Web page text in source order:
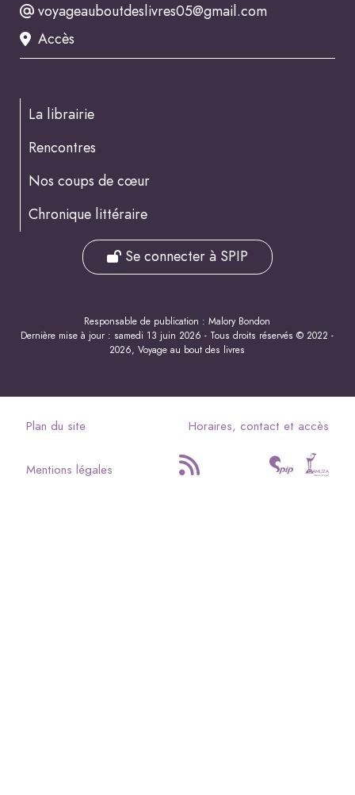
voyageauboutdeslivres05@gmail.com
Accès
La librairie
Rencontres
Nos coups de cœur
Chronique littéraire
Se connecter à SPIP
Responsable de publication : Malory Bondon
Dernière mise à jour : samedi 13 juin 2026 - Tous droits réservés © 2022 -
2026, Voyage au bout des livres
Plan du site Horaires, contact et accès
Mentions légales